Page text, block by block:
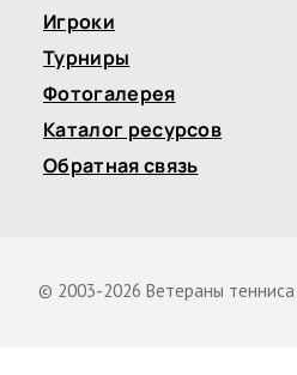
Игроки
Турниры
Фотогалерея
Каталог ресурсов
Обратная связь
© 2003-2026 Ветераны тенниса